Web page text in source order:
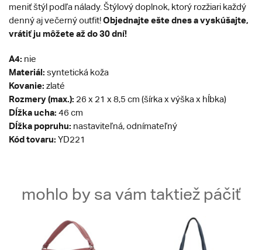
meniť štýl podľa nálady. Štýlový doplnok, ktorý rozžiari každý
denný aj večerný outfit!Objednajte ešte dnes a vyskúšajte,
vrátiť ju môžete až do 30 dní!
A4: nie
Materiál: syntetická koža
Kovanie: zlaté
Rozmery (max.): 26 x 21 x 8,5 cm (šírka x výška x hĺbka)
Dĺžka ucha: 46 cm
Dĺžka popruhu: nastaviteľná, odnímateľný
Kód tovaru: YD221
mohlo by sa vám taktiež páčiť